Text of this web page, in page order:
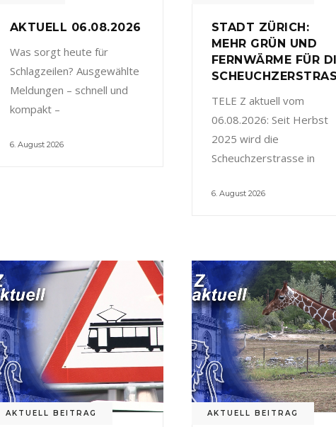
AKTUELL 06.08.2026
Was sorgt heute für
Schlagzeilen? Ausgewählte
Meldungen – schnell und
kompakt –
6. August 2026
STADT ZÜRICH:
MEHR GRÜN UND
FERNWÄRME FÜR
TELE Z aktuell vom
06.08.2026: Seit Herbst
2025 wird die
Scheuchzerstrasse in
6. August 2026
AKTUELL BEITRAG AKTUELL BEITRAG